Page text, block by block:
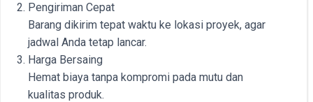
Pengiriman Cepat
Barang dikirim tepat waktu ke lokasi proyek, agar
jadwal Anda tetap lancar.
Harga Bersaing
Hemat biaya tanpa kompromi pada mutu dan
kualitas produk.